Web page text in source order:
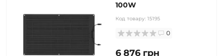
100W
Код товару: 15195
0
6 876 грн